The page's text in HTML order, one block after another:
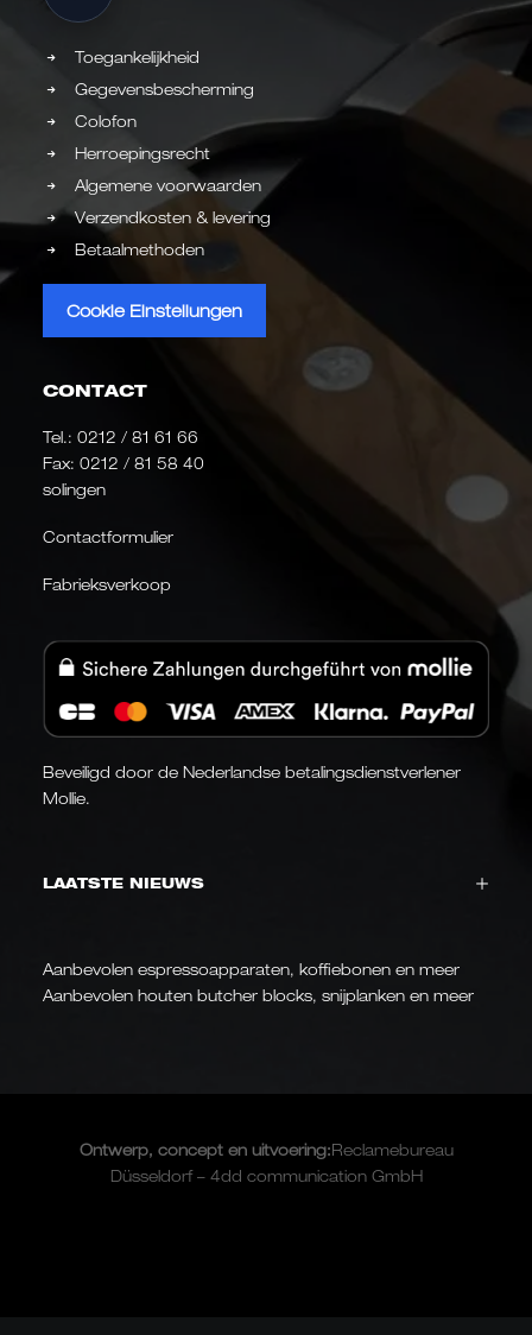
Toegankelijkheid
Gegevensbescherming
Colofon
Herroepingsrecht
Algemene voorwaarden
Verzendkosten & levering
Betaalmethoden
Cookie Einstellungen
CONTACT
Tel.: 0212 / 81 61 66
Fax: 0212 / 81 58 40
solingen
Contactformulier
Fabrieksverkoop
Beveiligd door de Nederlandse betalingsdienstverlener
Mollie.
LAATSTE NIEUWS
Aanbevolen espressoapparaten, koffiebonen en meer
Aanbevolen houten butcher blocks, snijplanken en meer
Ontwerp, concept en uitvoering:Reclamebureau
Düsseldorf – 4dd communication GmbH